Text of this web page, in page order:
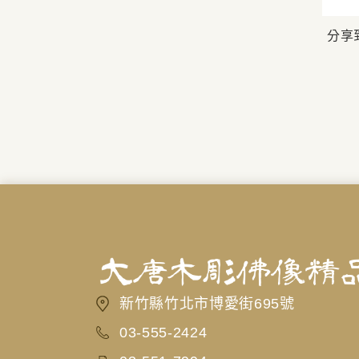
分享
新竹縣竹北市博愛街695號
03-555-2424